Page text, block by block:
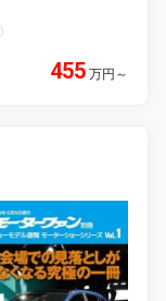
455 万円 ～